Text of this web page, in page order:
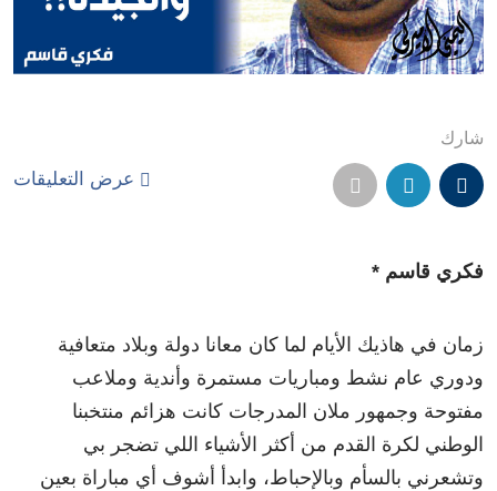
شارك
عرض التعليقات
فكري قاسم *
زمان في هاذيك الأيام لما كان معانا دولة وبلاد متعافية
ودوري عام نشط ومباريات مستمرة وأندية وملاعب
مفتوحة وجمهور ملان المدرجات كانت هزائم منتخبنا
الوطني لكرة القدم من أكثر الأشياء اللي تضجر بي
وتشعرني بالسأم وبالإحباط، وابدأ أشوف أي مباراة بعين